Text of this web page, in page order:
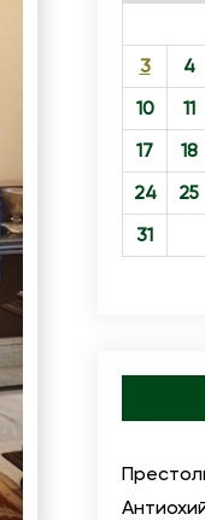
3
4
10
11
17
18
24
25
31